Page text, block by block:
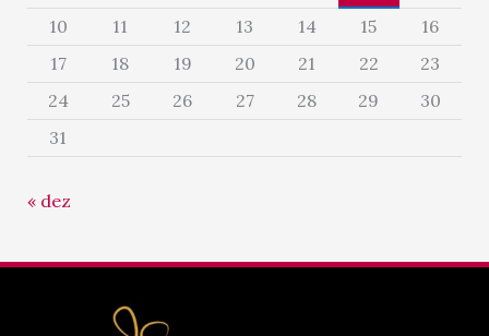
10
11 12 13 14 15
16
17
18 19 20 21 22
23
24
25 26 27 28 29
30
31
« dez